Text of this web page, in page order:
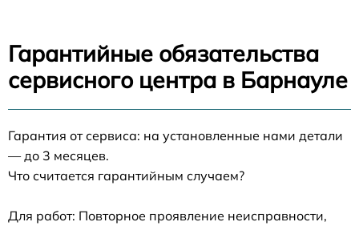
Гарантийные обязательства
сервисного центра в Барнауле
Гарантия от сервиса: на установленные нами детали
— до 3 месяцев.
Что считается гарантийным случаем?
Для работ: Повторное проявление неисправности,